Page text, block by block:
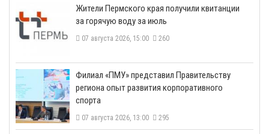
​Жители Пермского края получили квитанции
за горячую воду за июль
07 августа 2026, 15:00 260
​Филиал «ПМУ» представил Правительству
региона опыт развития корпоративного
спорта
07 августа 2026, 13:00 295